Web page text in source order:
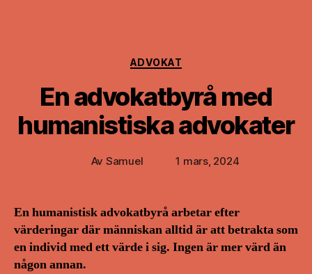
Kategorier
ADVOKAT
En advokatbyrå med
humanistiska advokater
Inläggsförfattare
Av Samuel Inläggsdatum
1 mars, 2024
En humanistisk advokatbyrå arbetar efter
värderingar där människan alltid är att betrakta som
en individ med ett värde i sig. Ingen är mer värd än
någon annan.